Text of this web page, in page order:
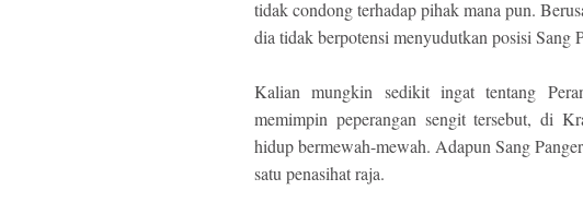
tidak condong terhadap pihak mana pun.
dia tidak berpotensi menyudutkan posisi Sang
Kalian mungkin sedikit ingat tentang
memimpin peperangan sengit tersebut, di
hidup bermewah-mewah. Adapun Sang
satu penasihat raja.